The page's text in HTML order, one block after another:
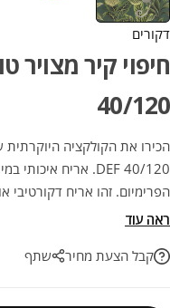
דקורים
40/120
הפרימיום. זהו אריח דקורטיבי
של ממש בחלל (קיר כוח), מושלם
ועמיד לאורך שנים.
ראה עוד
קבל הצעת מחיר
שתף